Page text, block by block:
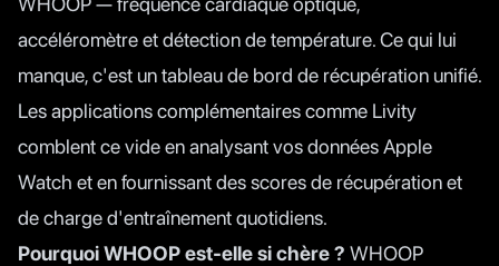
accéléromètre et détection de température. Ce qui lui
manque, c'est un tableau de bord de récupération unifié.
Les applications complémentaires comme Livity
comblent ce vide en analysant vos données Apple
Watch et en fournissant des scores de récupération et
de charge d'entraînement quotidiens.
Pourquoi WHOOP est-elle si chère ? WHOOP